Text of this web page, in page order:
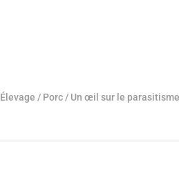
Élevage / Porc / Un œil sur le